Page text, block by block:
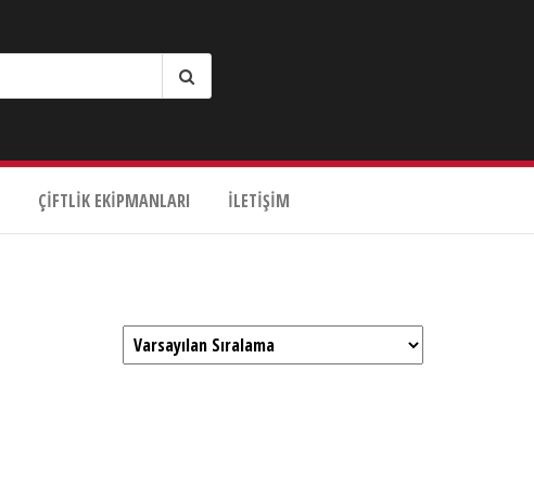
ÇIFTLIK EKIPMANLARI İLETIŞIM